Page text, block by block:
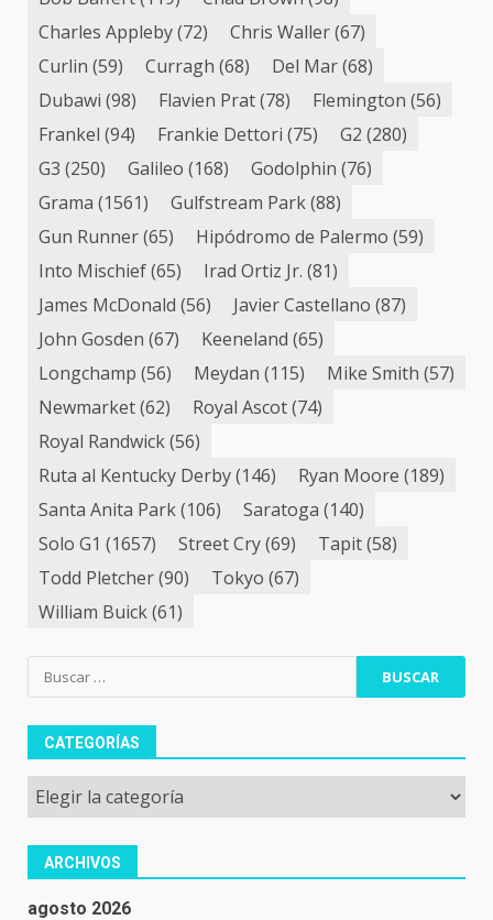
Charles Appleby(72) Chris Waller(67)
Curlin (59) Curragh (68) Del Mar(68)
Dubawi (98) Flavien Prat(78) Flemington (56)
Frankel (94) Frankie Dettori (75) G2 (280)
G3 (250) Galileo (168) Godolphin (76)
Grama (1561) Gulfstream Park(88)
Gun Runner(65) Hipódromo de Palermo (59)
Into Mischief(65) Irad Ortiz Jr. (81)
James McDonald (56) Javier Castellano (87)
John Gosden (67) Keeneland (65)
Longchamp (56) Meydan (115) Mike Smith (57)
Newmarket(62) Royal Ascot(74)
Royal Randwick(56)
Ruta al Kentucky Derby(146) Ryan Moore (189)
Santa Anita Park(106) Saratoga (140)
Solo G1 (1657) Street Cry(69) Tapit(58)
Todd Pletcher(90) Tokyo (67)
William Buick(61)
Buscar:
CATEGORÍAS
Categorías
ARCHIVOS
agosto 2026